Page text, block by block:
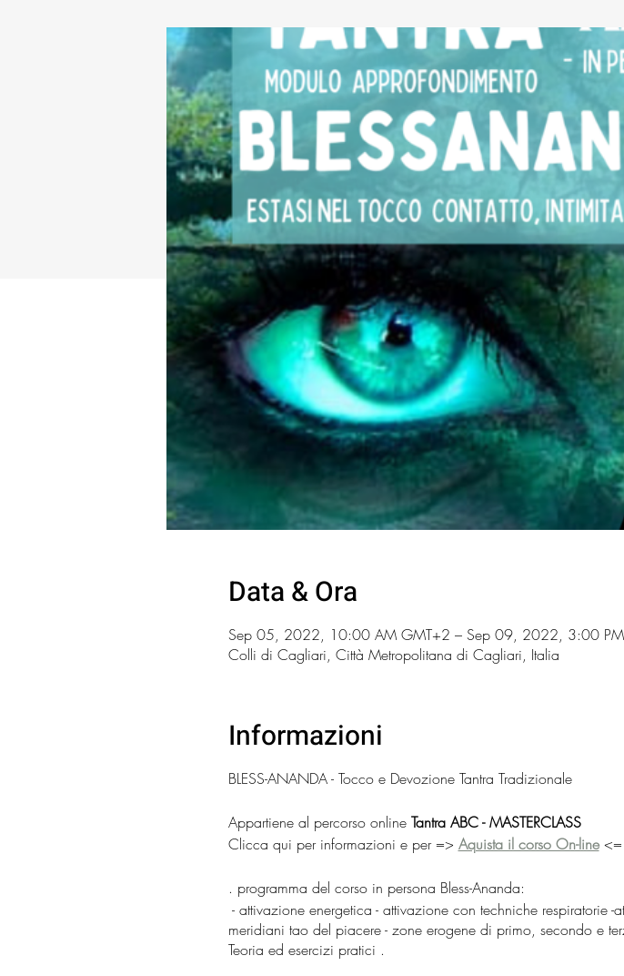
Data & Ora
Sep 05, 2022, 10:00 AM GMT+2 – Sep 09, 2022, 3:00
Colli di Cagliari, Città Metropolitana di Cagliari, Italia
Informazioni
BLESS-ANANDA - Tocco e Devozione Tantra Tradizionale
Appartiene al percorso online Tantra ABC - MASTERCLASS
Clicca qui per informazioni e per => Aquista il corso On-line<=
. programma del corso in persona Bless-Ananda:
- attivazione energetica - attivazione con techniche respiratorie
meridiani tao del piacere - zone erogene di primo, secondo e
Teoria ed esercizi pratici .